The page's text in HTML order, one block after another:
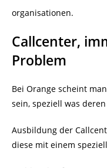
organisationen.
Callcenter,
Problem
Bei Orange scheint
sein, speziell was deren
Ausbildung der
diese mit einem